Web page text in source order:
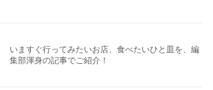
いますぐ行ってみたいお店、食べたいひと皿を、編
集部渾身の記事でご紹介！